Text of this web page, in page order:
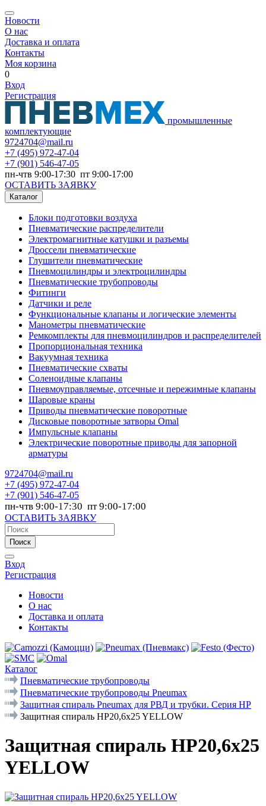
Новости
О нас
Доставка и оплата
Контакты
Моя корзина
0
Вход
Регистрация
промышленные
комплектующие
9724704@mail.ru
+7 (495) 972-47-04
+7 (901) 546-47-05
пн-чтв 9:00-17:30 пт 9:00-17:00
ОСТАВИТЬ ЗАЯВКУ
Каталог
Блоки подготовки воздуха
Пневматические распределители
Электромагнитные катушки и разъемы
Дроссели пневматические
Глушители пневматические
Пневмоцилиндры и электроцилиндры
Пневматические трубопроводы
Фитинги
Датчики и реле
Функциональные клапаны и логические элементы
Манометры пневматические
Ремкомплекты для пневмоцилиндров и распределителей
Пропорциональная техника
Вакуумная техника
Пневматические схваты
Соленоидные клапаны
Пневмоуправляемые, отсечные и пережимные клапаны
Шаровые краны
Приводы пневматические поворотные
Дисковые поворотные затворы Omal
Импульсные клапаны
Электрические поворотные приводы для запорной
арматуры
9724704@mail.ru
+7 (495) 972-47-04
+7 (901) 546-47-05
пн-чтв 9:00-17:30 пт 9:00-17:00
ОСТАВИТЬ ЗАЯВКУ
Поиск
Вход
Регистрация
Новости
О нас
Доставка и оплата
Контакты
Каталог
Пневматические трубопроводы
Пневматические трубопроводы Pneumax
Защитная спираль Pneumax для РВД и трубки. Серия НР
Защитная спираль HP20,6x25 YELLOW
Защитная спираль HP20,6x25
YELLOW